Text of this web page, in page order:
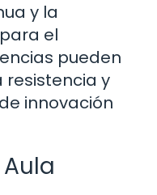
y la
el
pueden
resistencia y
innovación